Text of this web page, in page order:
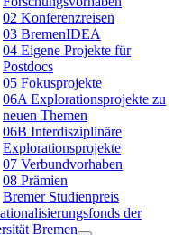
02 Konferenzreisen
03 BremenIDEA
04 Eigene Projekte für
Postdocs
05 Fokusprojekte
06A Explorationsprojekte zu
neuen Themen
06B Interdisziplinäre
Explorationsprojekte
07 Verbundvorhaben
08 Prämien
Bremer Studienpreis
der
Bremen